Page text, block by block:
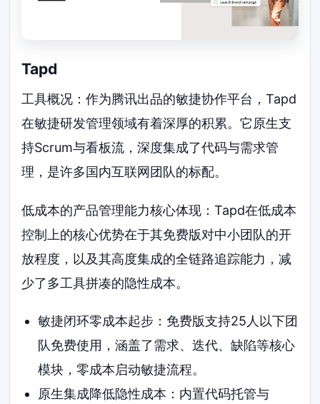
Tapd
工具概况：作为腾讯出品的敏捷协作平台，Tapd
在敏捷研发管理领域有着深厚的积累。它原生支
持Scrum与看板流，深度集成了代码与需求管
理，是许多国内互联网团队的标配。
低成本的产品管理能力核心体现：Tapd在低成本
控制上的核心优势在于其免费版对中小团队的开
放程度，以及其高度集成的全链路追踪能力，减
少了多工具拼凑的隐性成本。
敏捷闭环零成本起步：免费版支持25人以下团
队免费使用，涵盖了需求、迭代、缺陷等核心
模块，零成本启动敏捷流程。
原生集成降低隐性成本：内置代码托管与